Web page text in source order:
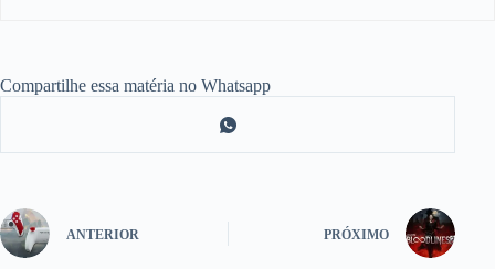
Compartilhe essa matéria no Whatsapp
ANTERIOR PRÓXIMO